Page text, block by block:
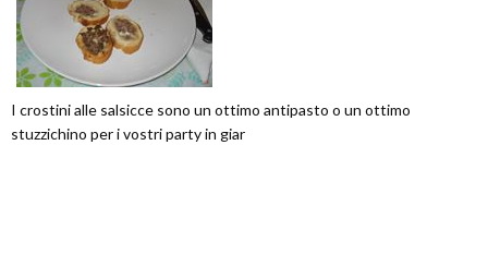
I crostini alle salsicce sono un ottimo antipasto o un ottimo
stuzzichino per i vostri party in giar